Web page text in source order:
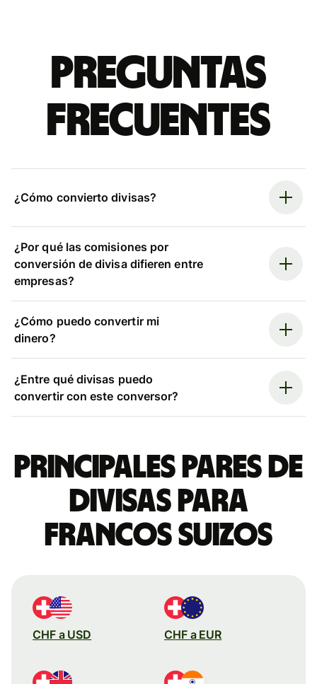
Preguntas
frecuentes
¿Cómo convierto divisas?
¿Por qué las comisiones por
conversión de divisa difieren entre
empresas?
¿Cómo puedo convertir mi
dinero?
¿Entre qué divisas puedo
convertir con este conversor?
Principales pares de
divisas para
francos suizos
CHF a USD CHF a EUR